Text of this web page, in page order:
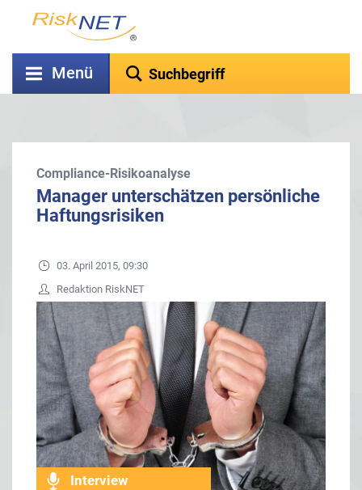
Menü
Compliance-Risikoanalyse
Manager unterschätzen persönliche
Haftungsrisiken
03. April 2015, 09:30
Redaktion RiskNET
Interview